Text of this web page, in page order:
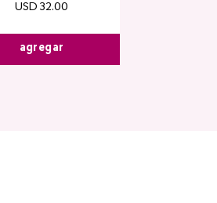
USD 32.00
agregar